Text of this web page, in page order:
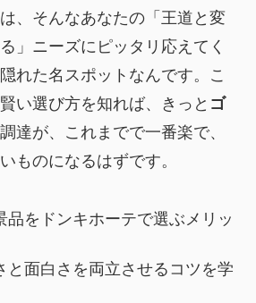
、そんなあなたの「王道と変
」ニーズにピッタリ応えてく
れた名スポットなんです。こ
い選び方を知れば、きっと ゴ
達が、これまでで一番楽で、
ものになるはずです。
品をドンキホーテで選ぶメリッ
と面白さを両立させるコツを学